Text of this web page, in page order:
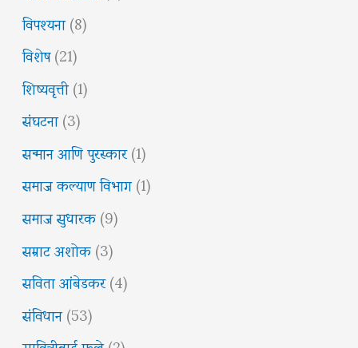
विपश्यना(8)
विशेष(21)
शिष्यवृत्ती(1)
संघटना(3)
सन्मान आणि पुरस्कार(1)
समाज कल्याण विभाग(1)
समाज सुधारक(9)
सम्राट अशोक(3)
सविता आंबेडकर(4)
संविधान(53)